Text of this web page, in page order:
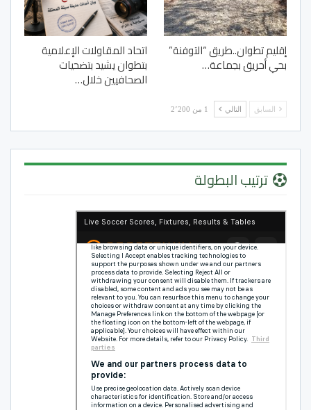
إقليم تطوان..طريق “التوفنة”
بحي أحريق بجماعة…
اتحاد المقاولات الإعلامية
بتطوان يشيد بتضحيات
الصحافيين خلال…
السابق التالي 1 من 2٬200
ترتيب البطولة